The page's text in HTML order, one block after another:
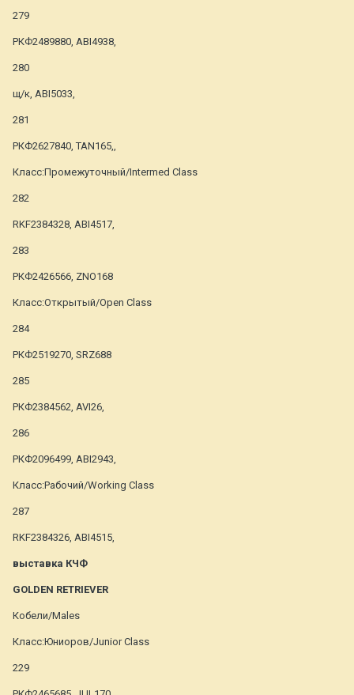
279
РКФ2489880, ABI4938,
280
щ/к, ABI5033,
281
РКФ2627840, TAN165,,
Класс:Промежуточный/Intermed Class
282
RKF2384328, ABI4517,
283
РКФ2426566, ZNO168
Класс:Открытый/Open Class
284
РКФ2519270, SRZ688
285
РКФ2384562, AVI26,
286
РКФ2096499, ABI2943,
Класс:Рабочий/Working Class
287
RKF2384326, ABI4515,
выставка КЧФ
GOLDEN RETRIEVER
Кобели/Males
Класс:Юниоров/Junior Class
229